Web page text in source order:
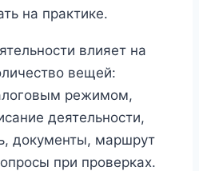
на практике.
влияет на
вещей:
режимом,
деятельности,
документы, маршрут
при проверках.